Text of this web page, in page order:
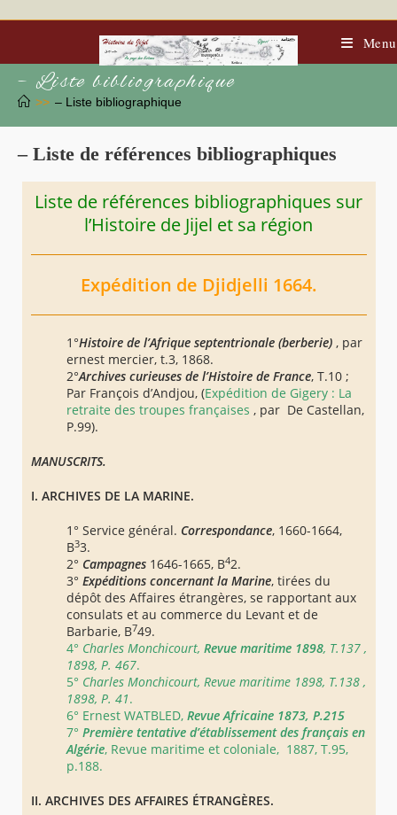
to
Menu
– Liste bibliographique
>> – Liste bibliographique
– Liste de références bibliographiques
Liste de références bibliographiques sur
l’Histoire de Jijel et sa région
Expédition de Djidjelli 1664.
1°Histoire de l’Afrique septentrionale (berberie), par
ernest mercier, t.3, 1868.
2°Archives curieuses de l’Histoire de France, T.10 ;
Par François d’Andjou, (Expédition de Gigery : La
retraite des troupes françaises , par De Castellan,
P.99).
MANUSCRITS.
I. ARCHIVES DE LA MARINE.
1° Service général. Correspondance, 1660-1664,
B33.
2° Campagnes1646-1665, B42.
3° Expéditions concernant la Marine, tirées du
dépôt des Affaires étrangères, se rapportant aux
consulats et au commerce du Levant et de
Barbarie, B749.
4° Charles Monchicourt, Revue maritime 1898, T.137 ,
1898, P. 467.
5° Charles Monchicourt, Revue maritime 1898, T.138 ,
1898, P. 41.
6° Ernest WATBLED, Revue Africaine 1873, P.215
7° Première tentative d’établissement des français en
Algérie, Revue maritime et coloniale, 1887, T.95,
p.188.
II. ARCHIVES DES AFFAIRES ÉTRANGÈRES.